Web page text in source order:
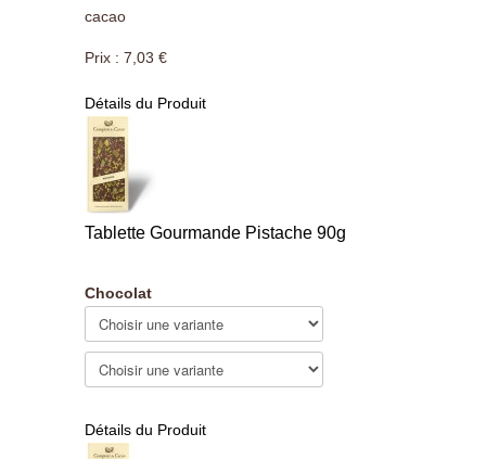
cacao
Prix : 7,03 €
Détails du Produit
Tablette Gourmande Pistache 90g
Chocolat
Détails du Produit